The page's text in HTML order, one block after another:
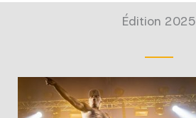
Édition 2025